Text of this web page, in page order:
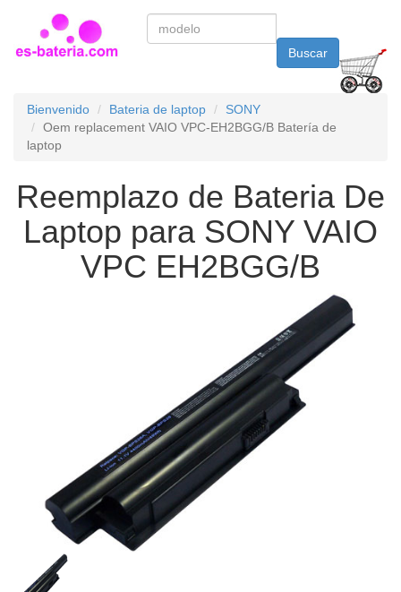
Buscar
Bienvenido Bateria de laptop
SONY
Oem replacement VAIO VPC-EH2BGG/B Batería de
laptop
Reemplazo de Bateria De
Laptop para SONY VAIO
VPC EH2BGG/B